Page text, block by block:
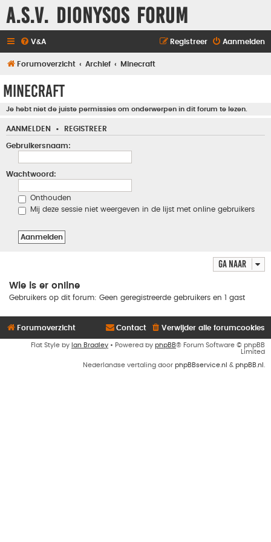
A.S.V. Dionysos Forum
V&A Aanmelden
Registreer
Forumoverzicht Archief Minecraft
Minecraft
Je hebt niet de juiste permissies om onderwerpen in dit forum te lezen.
AANMELDEN • REGISTREER
Gebruikersnaam:
Wachtwoord:
Onthouden
Mij deze sessie niet weergeven in de lijst met online gebruikers
Ga naar
Wie is er online
Gebruikers op dit forum: Geen geregistreerde gebruikers en 1 gast
Forumoverzicht Verwijder alle forumcookies
Contact
Flat Style by Ian Bradley • Powered by phpBB® Forum Software © phpBB
Limited
Nederlandse vertaling door phpBBservice.nl & phpBB.nl